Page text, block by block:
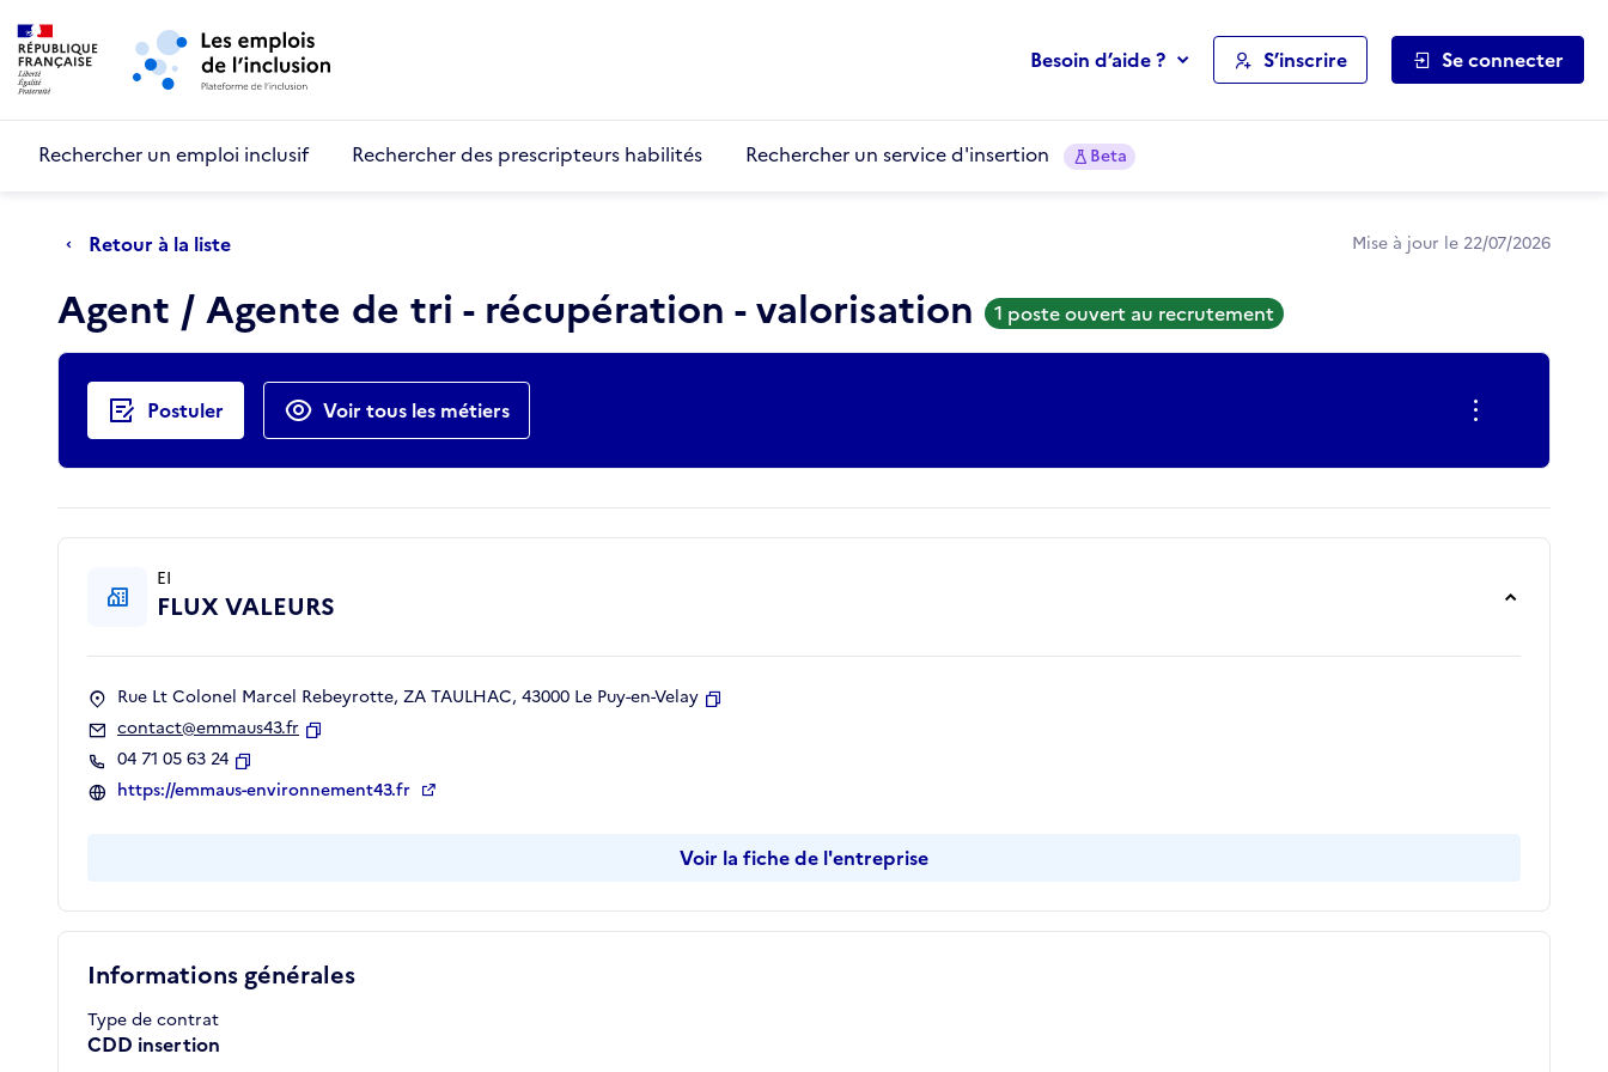
Aller au menu principal
Besoin d’aide ? S’inscrire Se connecter
Rechercher un emploi inclusif Rechercher des prescripteurs habilités Rechercher un service d'insertion Beta
Retour à la liste Mise à jour le 22/07/2026
Agent / Agente de tri - récupération - valorisation 1 poste ouvert au recrutement
Actions rapides
Postuler Voir tous les métiers
Informations générales
Type de contrat
CDD insertion
EI
FLUX VALEURS
Rue Lt Colonel Marcel Rebeyrotte, ZA TAULHAC, 43000 Le Puy-en-Velay
contact@emmaus43.fr
04 71 05 63 24
Copier
https://emmaus-environnement43.fr
Voir la fiche de l'entreprise